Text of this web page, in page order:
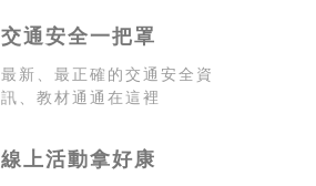
交通安全一把罩
最新、最正確的交通安全資
訊、教材通通在這裡
線上活動拿好康